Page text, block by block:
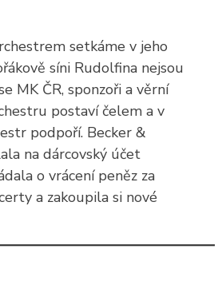
setkáme v jeho
síni Rudolfina nejsou
MK ČR, sponzoři a věrní
postaví čelem a v
podpoří. Becker &
na dárcovský účet
o vrácení peněz za
a zakoupila si nové